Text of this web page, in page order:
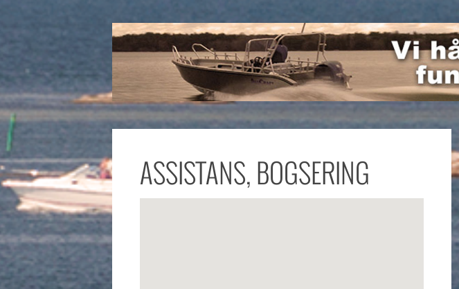
ASSISTANS, BOGSERING